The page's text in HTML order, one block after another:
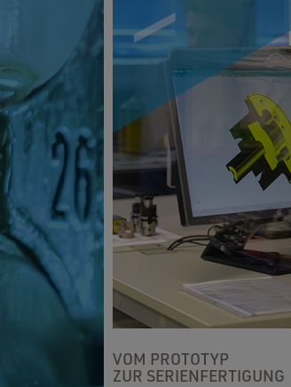
VOM PROTOTYP
ZUR SERIENFERTIGUNG